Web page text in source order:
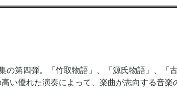
第四弾。「竹取物語」、「源氏物語」、「
い優れた演奏によって、楽曲が志向する音